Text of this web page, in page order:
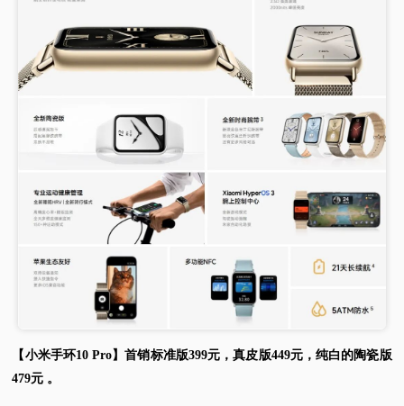
验
【小米手环10 Pro】首销标准版399元，真皮版449元，纯白的陶瓷版
479元 。